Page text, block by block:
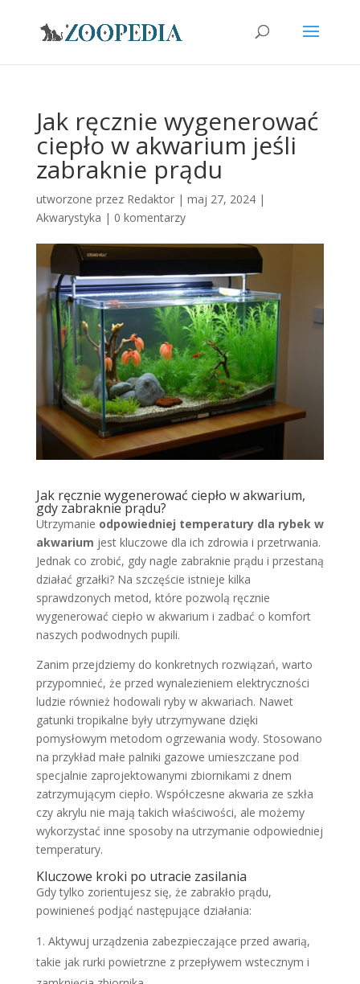
Jak ręcznie wygenerować
ciepło w akwarium jeśli
zabraknie prądu
utworzone przez Redaktor| maj 27, 2024|
Akwarystyka | 0 komentarzy
Jak ręcznie wygenerować ciepło w akwarium,
gdy zabraknie prądu?
Utrzymanie odpowiedniej temperatury dla rybek w
akwarium jest kluczowe dla ich zdrowia i przetrwania.
Jednak co zrobić, gdy nagle zabraknie prądu i przestaną
działać grzałki? Na szczęście istnieje kilka
sprawdzonych metod, które pozwolą ręcznie
wygenerować ciepło w akwarium i zadbać o komfort
naszych podwodnych pupili.
Zanim przejdziemy do konkretnych rozwiązań, warto
przypomnieć, że przed wynalezieniem elektryczności
ludzie również hodowali ryby w akwariach. Nawet
gatunki tropikalne były utrzymywane dzięki
pomysłowym metodom ogrzewania wody. Stosowano
na przykład małe palniki gazowe umieszczane pod
specjalnie zaprojektowanymi zbiornikami z dnem
zatrzymującym ciepło. Współczesne akwaria ze szkła
czy akrylu nie mają takich właściwości, ale możemy
wykorzystać inne sposoby na utrzymanie odpowiedniej
temperatury.
Kluczowe kroki po utracie zasilania
Gdy tylko zorientujesz się, że zabrakło prądu,
powinieneś podjąć następujące działania:
Aktywuj urządzenia zabezpieczające przed awarią,
takie jak rurki powietrzne z przepływem wstecznym i